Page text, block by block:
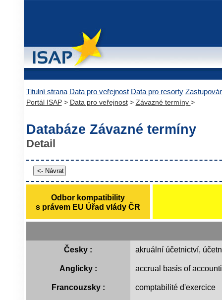
Titulní strana Data pro veřejnost Data pro resorty
Portál ISAP> Data pro veřejnost> Závazné termíny >
Databáze Závazné termíny
Detail
Odbor kompatibility
s právem EU Úřad vlády ČR
Česky : akruální účetnictví,
Anglicky : accrual basis of
Francouzsky : comptabilité d'exercice